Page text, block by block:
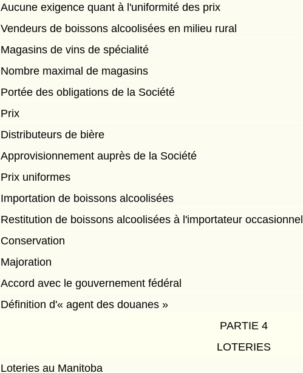
Aucune exigence quant à l'uniformité des prix
Vendeurs de boissons alcoolisées en milieu rural
Magasins de vins de spécialité
Nombre maximal de magasins
Portée des obligations de la Société
Prix
Distributeurs de bière
Approvisionnement auprès de la Société
Prix uniformes
Importation de boissons alcoolisées
Restitution de boissons alcoolisées à l'importateur occasionnel
Conservation
Majoration
Accord avec le gouvernement fédéral
Définition d'« agent des douanes »
PARTIE 4
LOTERIES
Loteries au Manitoba